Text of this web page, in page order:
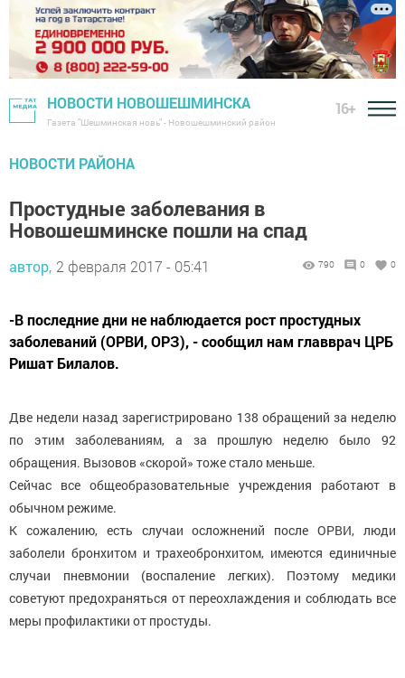
НОВОСТИ НОВОШЕШМИНСКА
Газета "Шешминская новь" - Новошешминский район
16+
НОВОСТИ РАЙОНА
Простудные заболевания в
Новошешминске пошли на спад
автор, 2 февраля 2017 - 05:41 790 0 0
-В последние дни не наблюдается рост простудных
заболеваний (ОРВИ, ОРЗ), - сообщил нам главврач ЦРБ
Ришат Билалов.
Две недели назад зарегистрировано 138 обращений за неделю
по этим заболеваниям, а за прошлую неделю было 92
обращения. Вызовов «скорой» тоже стало меньше.
Сейчас все общеобразовательные учреждения работают в
обычном режиме.
К сожалению, есть случаи осложнений после ОРВИ, люди
заболели бронхитом и трахеобронхитом, имеются единичные
случаи пневмонии (воспаление легких). Поэтому медики
советуют предохраняться от переохлаждения и соблюдать все
меры профилактики от простуды.